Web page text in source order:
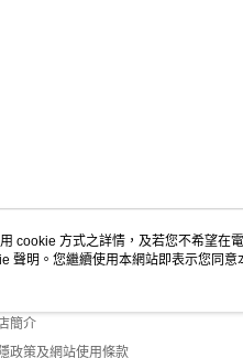
我們
簡介
政策及網站使用條款
cookie 方式之詳情，及若您不希望在
聲明。您繼續使用本網站即表示您同